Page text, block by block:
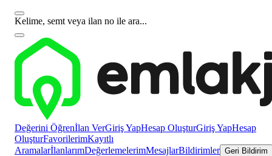
Kelime, semt veya ilan no ile ara...
Değerini Öğrenİlan VerGiriş YapHesap OluşturGiriş YapHesap
OluşturFavorilerimKayıtlı
AramalarİlanlarımDeğerlemelerimMesajlarBildirimler Geri Bildirim